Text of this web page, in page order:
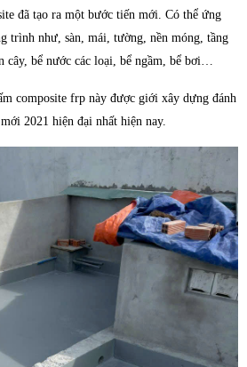
đã tạo ra một bước tiến mới. Có thể ứng
trình như, sàn, mái, tường, nền móng, tầng
cây, bể nước các loại, bể ngầm, bể bơi…
composite frp này được giới xây dựng đánh
2021 hiện đại nhất hiện nay.